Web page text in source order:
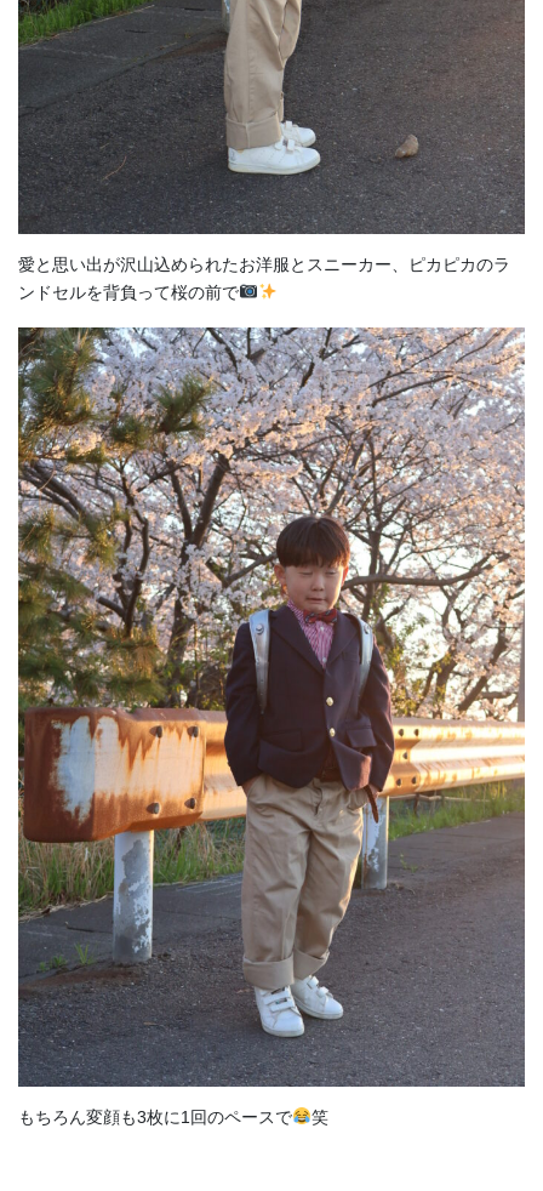
愛と思い出が沢山込められたお洋服とスニーカー、ピカピカのラ
ンドセルを背負って桜の前で
もちろん変顔も3枚に1回のペースで 笑